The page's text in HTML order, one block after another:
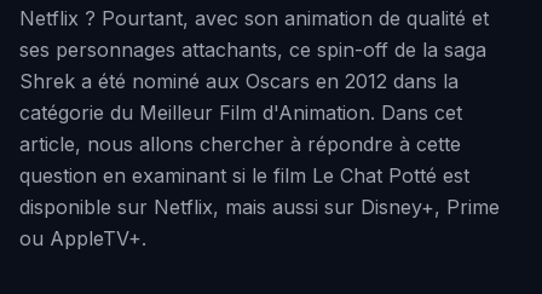
Netflix ? Pourtant, avec son animation de qualité et
ses personnages attachants, ce spin-off de la saga
Shrek a été nominé aux Oscars en 2012 dans la
catégorie du Meilleur Film d'Animation. Dans cet
article, nous allons chercher à répondre à cette
question en examinant si le film Le Chat Potté est
disponible sur Netflix, mais aussi sur Disney+, Prime
ou AppleTV+.